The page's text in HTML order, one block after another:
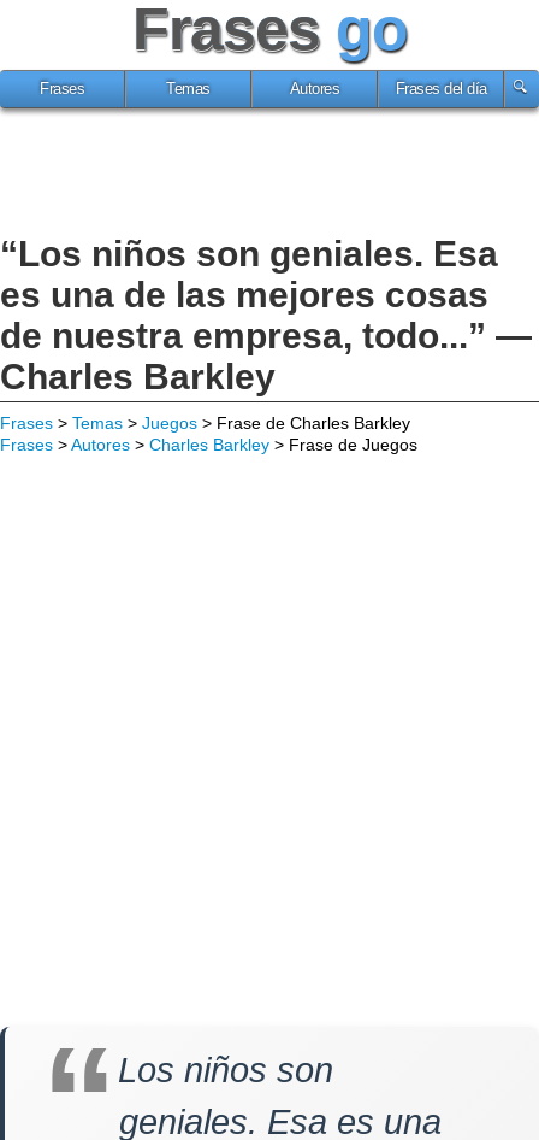
Frases go
Frases Temas Autores Frases del día
“Los niños son geniales. Esa
es una de las mejores cosas
de nuestra empresa, todo...” —
Charles Barkley
Frases > Temas > Juegos > Frase de Charles Barkley
Frases >Autores > Charles Barkley > Frase de Juegos
Los niños son
geniales. Esa es una